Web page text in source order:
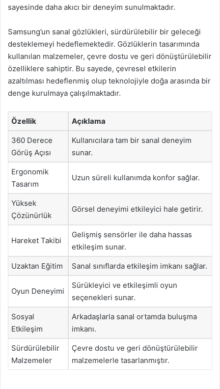
sayesinde daha akıcı bir deneyim sunulmaktadır.
Samsung’un sanal gözlükleri, sürdürülebilir bir geleceği
desteklemeyi hedeflemektedir. Gözlüklerin tasarımında
kullanılan malzemeler, çevre dostu ve geri dönüştürülebilir
özelliklere sahiptir. Bu sayede, çevresel etkilerin
azaltılması hedeflenmiş olup teknolojiyle doğa arasında bir
denge kurulmaya çalışılmaktadır.
Özellik Açıklama
360 Derece
Görüş Açısı
Kullanıcılara tam bir sanal deneyim
sunar.
Ergonomik
Tasarım
Uzun süreli kullanımda konfor sağlar.
Yüksek
Çözünürlük
Görsel deneyimi etkileyici hale getirir.
Hareket Takibi
Gelişmiş sensörler ile daha hassas
etkileşim sunar.
Uzaktan Eğitim Sanal sınıflarda etkileşim imkanı sağlar.
Oyun Deneyimi
Sürükleyici ve etkileşimli oyun
seçenekleri sunar.
Sosyal
Etkileşim
Arkadaşlarla sanal ortamda buluşma
imkanı.
Sürdürülebilir
Malzemeler
Çevre dostu ve geri dönüştürülebilir
malzemelerle tasarlanmıştır.